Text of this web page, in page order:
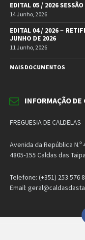
EDITAL 05 / 2026
14 Junho, 2026
EDITAL 04 / 2026 –
JUNHO DE 2026
11 Junho, 2026
MAIS DOCUMENTOS
INFORMAÇÃO
FREGUESIA DE CALDELAS
Avenida da República N.º
4805-155 Caldas das
Telefone: (+351) 253 576
Email: